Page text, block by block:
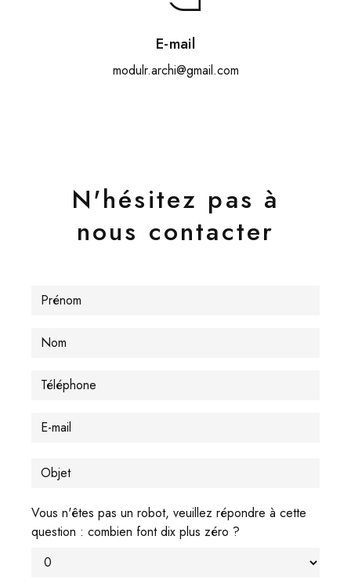
E-mail
modulr.archi@gmail.com
N'hésitez pas à
nous contacter
Vous n'êtes pas un robot, veuillez répondre à cette
question : combien font dix plus zéro ?